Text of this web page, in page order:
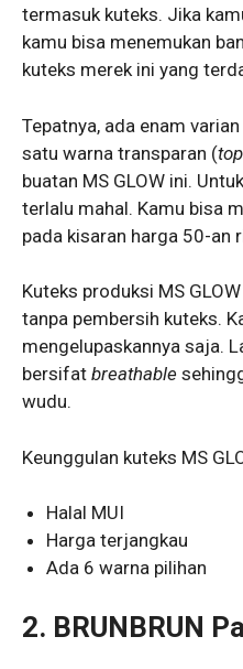
termasuk kuteks. Jika
kamu bisa menemukan
kuteks merek ini yang
Tepatnya, ada enam
satu warna transparan (
buatan MS GLOW ini.
terlalu mahal. Kamu bisa
pada kisaran harga 50-an
Kuteks produksi MS
tanpa pembersih kuteks.
mengelupaskannya saja.
bersifat breathable
wudu.
Keunggulan kuteks MS
Halal MUI
Harga terjangkau
Ada 6 warna pilihan
2. BRUNBRUN